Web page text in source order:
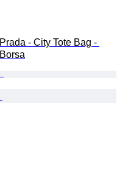
Prada - City Tote Bag -
Borsa